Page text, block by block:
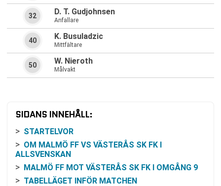
D. T. Gudjohnsen
Anfallare
32
K. Busuladzic
Mittfältare
40
W. Nieroth
Målvakt
50
SIDANS INNEHÅLL:
STARTELVOR
OM MALMÖ FF VS VÄSTERÅS SK FK I
ALLSVENSKAN
MALMÖ FF MOT VÄSTERÅS SK FK I OMGÅNG 9
TABELLÄGET INFÖR MATCHEN